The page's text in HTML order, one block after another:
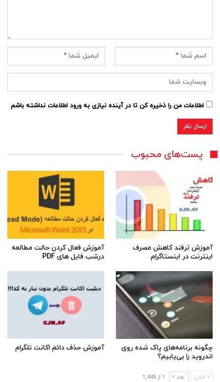
اطلاعات من را ذخیره کن تا در آینده نیازی به ورود اطلاعات نداشته باشم
پست‌های محبوب
آموزش ترفند کاهش مصرف
اینترنت در اینستاگرام
آموزش فعال کردن حالت مطالعه
درشب فایل های PDF
چگونه برنامه‌های پاک شده روی
اندروید را بی‌یابیم؟
آموزش حذف دائم اکانت تلگرام
قبلی بعد 1 از 1,445